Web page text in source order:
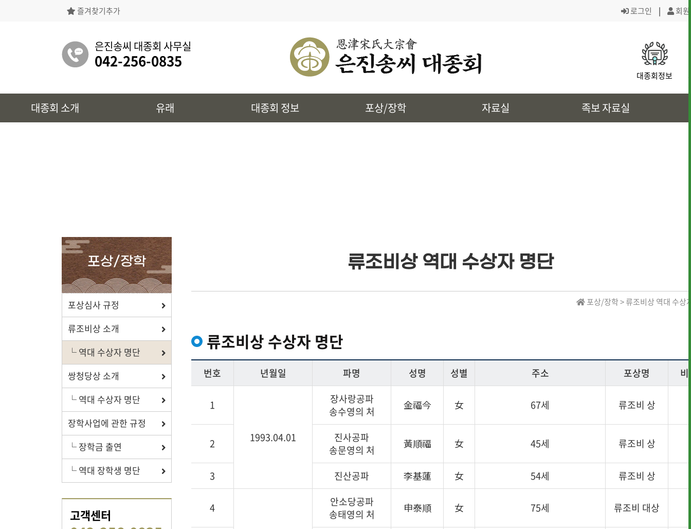
즐겨찾기추가 로그인 | 회
은진송씨 대종회 사무실
042-256-0835
대종회정보
대종회 소개 유래 대종회 정보 포상/장학 자료실 족보 자료실
· 역대회장,의
유래
시조 및 보관유리, 선대묘역을
· 송씨 근원
· 토정 집단공유허비
· 시조 및 본관유래
· 상하송촌리에 대하여
· 대전회덕 거주이유
· 삼강려 애각
· 상4대 신위
· 쌍청당과 대
포상/장학
효행 정신과 숭조돈종의 사상이
투철한 장학생을 지원합니다.
자료실
보학, 전통상식, 도서관에서
유익한 정보를 확인하세요.
· 보학안내
· 도서목록표
· 전통상식 · 문헌 자료실
족보 자료실
포상/장학
포상심사 규정
류조비상 소개
└ 역대 수상자 명단
쌍청당상 소개
└ 역대 수상자 명단
장학사업에 관한 규정
└ 장학금 출연
└ 역대 장학생 명단
고객센터
류조비상 역대 수상자 명단
포상/장학 > 류조비상 역대 수상
류조비상 수상자 명단
번호 년월일 파명 성명 성별 주소 포상명
1
1993.04.01
장사랑공파
송수영의 처
金福今 女 67세 류조비 상
2
진사공파
송문영의 처
黃順福 女 45세 류조비 상
3 진산공파 李基蓮 女 54세 류조비 상
4
안소당공파
송태영의 처
申泰順 女 75세 류조비 대상